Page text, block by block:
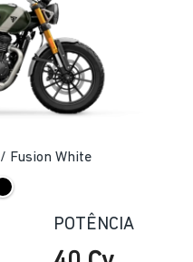
Fusion White
POTÊNCIA